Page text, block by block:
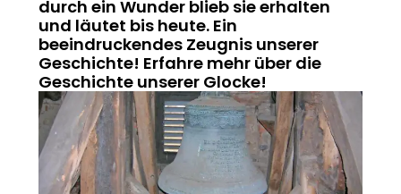
durch ein Wunder blieb sie erhalten
und läutet bis heute. Ein
beeindruckendes Zeugnis unserer
Geschichte! Erfahre mehr über die
Geschichte unserer Glocke!